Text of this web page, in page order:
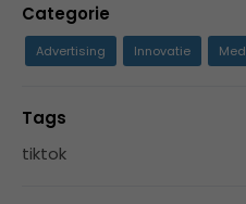
Categorie
Advertising Innovatie
Tags
tiktok